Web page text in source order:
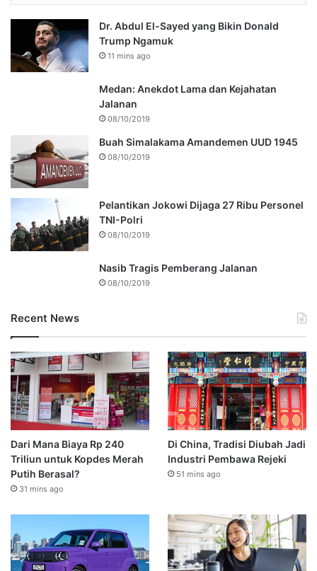
Dr. Abdul El-Sayed yang Bikin Donald
Trump Ngamuk
11 mins ago
Medan: Anekdot Lama dan Kejahatan
Jalanan
08/10/2019
Buah Simalakama Amandemen UUD 1945
08/10/2019
Pelantikan Jokowi Dijaga 27 Ribu Personel
TNI-Polri
08/10/2019
Nasib Tragis Pemberang Jalanan
08/10/2019
Recent News
Dari Mana Biaya Rp 240
Triliun untuk Kopdes Merah
Putih Berasal?
31 mins ago
Di China, Tradisi Diubah Jadi
Industri Pembawa Rejeki
51 mins ago